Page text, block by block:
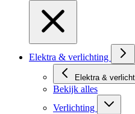
Elektra & verlichting
Elektra &
Bekijk alles
Verlichting